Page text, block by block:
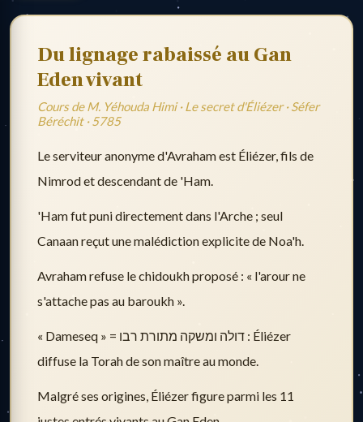
Du lignage rabaissé au Gan
Eden vivant
Cours de M. Yéhouda Himi · Le secret d'Éliézer · Séfer
Béréchit · 5785
Le serviteur anonyme d'Avraham est Éliézer, fils de
Nimrod et descendant de 'Ham.
'Ham fut puni directement dans l'Arche ; seul
Canaan reçut une malédiction explicite de Noa'h.
Avraham refuse le chidoukh proposé : « l'arour ne
s'attache pas au baroukh ».
« Dameseq » = דולה ומשקה מתורת רבו : Éliézer
diffuse la Torah de son maître au monde.
Malgré ses origines, Éliézer figure parmi les 11